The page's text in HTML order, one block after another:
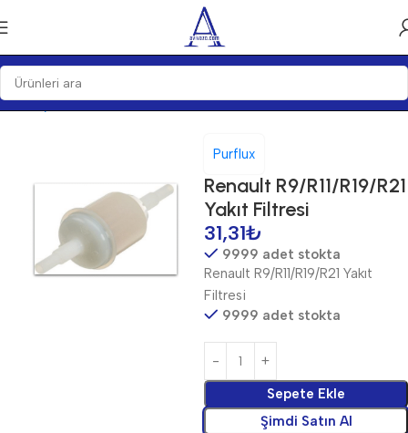
Ana Sayfa Bakım Ürünleri Filtre Yakıt Filtreleri
Purflux
Renault R9/R11/R19/R21
Yakıt Filtresi
31,31₺
9999 adet stokta
Renault R9/R11/R19/R21 Yakıt
Filtresi
9999 adet stokta
Sepete Ekle
Şimdi Satın Al